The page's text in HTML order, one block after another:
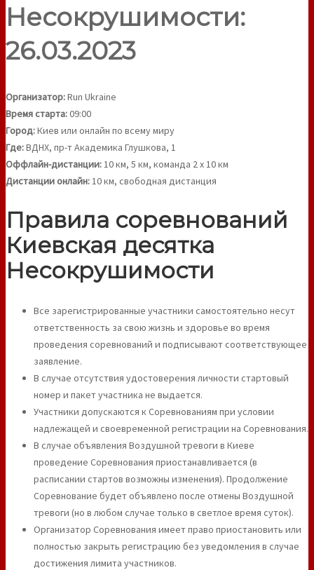
Несокрушимости:
26.03.2023
Организатор:Run Ukraine
Время старта:09:00
Город:Киев или онлайн по всему миру
Где:ВДНХ, пр-т Академика Глушкова, 1
Оффлайн-дистанции:10 км, 5 км, команда 2 х 10 км
Дистанции онлайн:10 км, свободная дистанция
Правила соревнований
Киевская десятка
Несокрушимости
Все зарегистрированные участники самостоятельно несут
ответственность за свою жизнь и здоровье во время
проведения соревнований и подписывают соответствующее
заявление.
В случае отсутствия удостоверения личности стартовый
номер и пакет участника не выдается.
Участники допускаются к Соревнованиям при условии
надлежащей и своевременной регистрации на Соревнования.
В случае объявления Воздушной тревоги в Киеве
проведение Соревнования приостанавливается (в
расписании стартов возможны изменения). Продолжение
Соревнование будет объявлено после отмены Воздушной
тревоги (но в любом случае только в светлое время суток).
Организатор Соревнования имеет право приостановить или
полностью закрыть регистрацию без уведомления в случае
достижения лимита участников.